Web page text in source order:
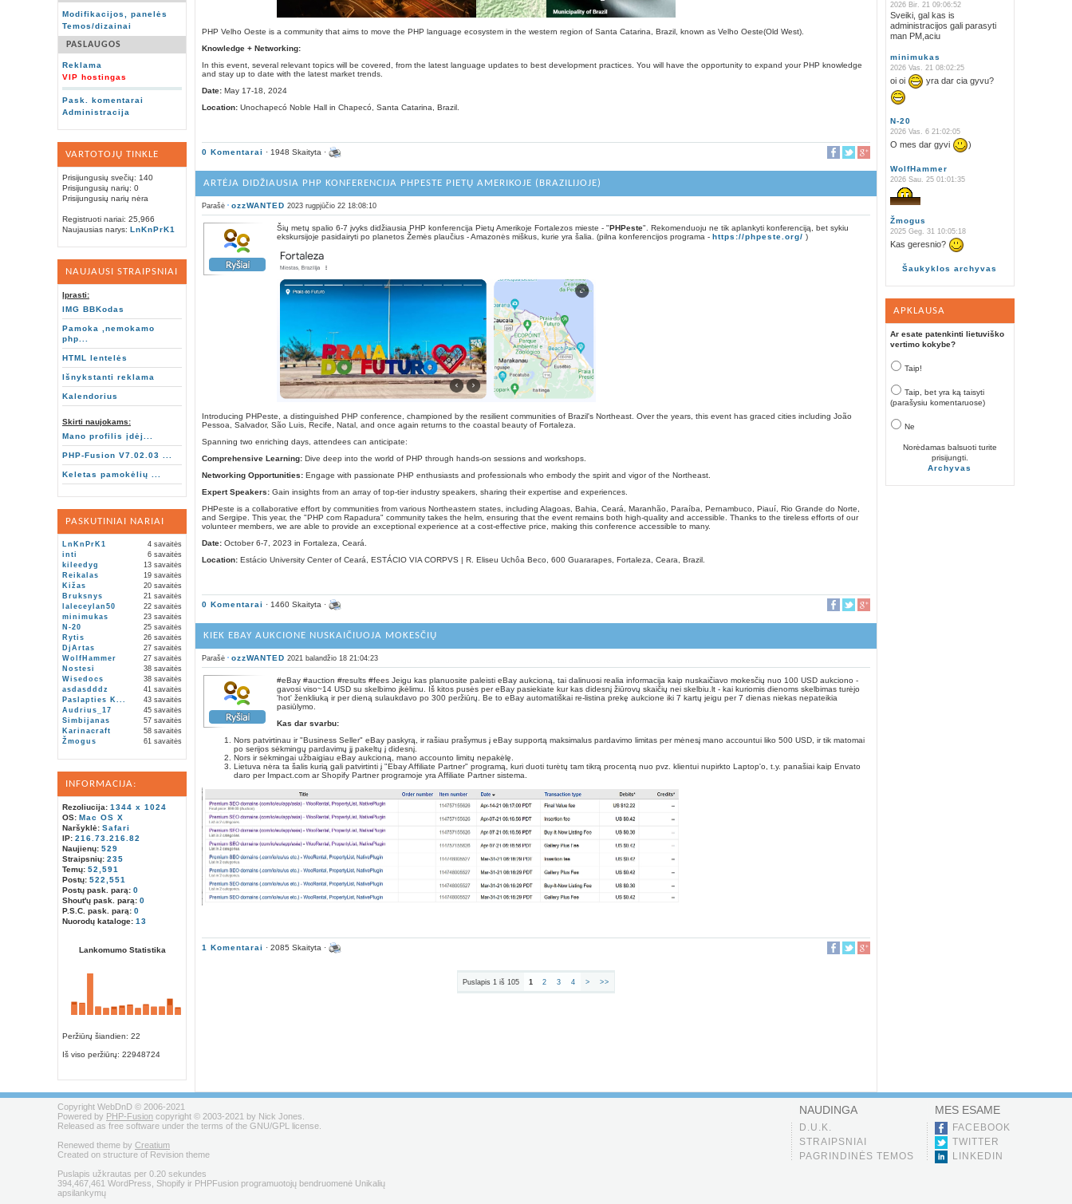
Modifikacijos, panelės
Temos/dizainai
PASLAUGOS
Reklama
VIP hostingas
Pask. komentarai
Administracija
VARTOTOJŲ TINKLE
Prisijungusių svečių: 140
Prisijungusių narių: 0
Prisijungusių narių nėra
Registruoti nariai: 25,966
Naujausias narys: LnKnPrK1
NAUJAUSI STRAIPSNIAI
Įprasti:
IMG BBKodas
Pamoka ,nemokamo
php...
HTML lentelės
Išnykstanti reklama
Kalendorius
Skirti naujokams:
Mano profilis įdėj...
PHP-Fusion V7.02.03 ...
Keletas pamokėlių ...
PASKUTINIAI NARIAI
LnKnPrK1
4 savaitės
inti
6 savaitės
kileedyg
13 savaitės
Reikalas
19 savaitės
Kižas
20 savaitės
Bruksnys
21 savaitės
laleceylan50
22 savaitės
minimukas
23 savaitės
N-20
25 savaitės
Rytis
26 savaitės
DjArtas
27 savaitės
WolfHammer
27 savaitės
Nostesi
38 savaitės
Wisedocs
38 savaitės
asdasdddz
41 savaitės
Paslapties K...
43 savaitės
Audrius_17
45 savaitės
Simbijanas
57 savaitės
Karinacraft
58 savaitės
Žmogus
61 savaitės
INFORMACIJA:
Rezoliucija: 1344 x 1024
OS: Mac OS X
Naršyklė: Safari
IP: 216.73.216.82
Naujienų: 529
Straipsnių: 235
Temų: 52,591
Postų: 522,551
Postų pask. parą: 0
Shout'ų pask. parą: 0
P.S.C. pask. parą: 0
Nuorodų kataloge: 13
Lankomumo Statistika
Peržiūrų šiandien: 22
Iš viso peržiūrų: 22948724
2026 Bir. 21 09:06:52
Sveiki, gal kas is
administracijos gali parasyti
man PM,aciu
minimukas
2026 Vas. 21 08:02:25
oi oi yra dar cia gyvu?
N-20
2026 Vas. 6 21:02:05
O mes dar gyvi )
WolfHammer
2026 Sau. 25 01:01:35
Žmogus
2025 Geg. 31 10:05:18
Kas geresnio?
Šaukyklos archyvas
APKLAUSA
Ar esate patenkinti lietuviško
vertimo kokybe?
Taip!
Taip, bet yra ką taisyti
(parašysiu komentaruose)
Ne
Norėdamas balsuoti turite
prisijungti.
Archyvas
PHP Velho Oeste is a community that aims to move the PHP language ecosystem in the western region of Santa Catarina, Brazil, known as Velho Oeste(Old West).
Knowledge + Networking:
In this event, several relevant topics will be covered, from the latest language updates to best development practices. You will have the opportunity to expand your PHP knowledge
and stay up to date with the latest market trends.
Date: May 17-18, 2024
Location: Unochapecó Noble Hall in Chapecó, Santa Catarina, Brazil.
0 Komentarai · 1948 Skaityta ·
ARTĖJA DIDŽIAUSIA PHP KONFERENCIJA PHPESTE PIETŲ AMERIKOJE (BRAZILIJOJE)
Parašė ozzWANTED 2023 rugpjūčio 22 18:08:10
Šių metų spalio 6-7 įvyks didžiausia PHP konferencija Pietų Amerikoje Fortalezos mieste - "PHPeste". Rekomenduoju ne tik aplankyti konferenciją, bet sykiu
ekskursijoje pasidairyti po planetos Žemės plaučius - Amazonės miškus, kurie yra šalia. (pilna konferencijos programa -https://phpeste.org/ )
Introducing PHPeste, a distinguished PHP conference, championed by the resilient communities of Brazil's Northeast. Over the years, this event has graced cities including João
Pessoa, Salvador, São Luis, Recife, Natal, and once again returns to the coastal beauty of Fortaleza.
Spanning two enriching days, attendees can anticipate:
Comprehensive Learning: Dive deep into the world of PHP through hands-on sessions and workshops.
Networking Opportunities: Engage with passionate PHP enthusiasts and professionals who embody the spirit and vigor of the Northeast.
Expert Speakers: Gain insights from an array of top-tier industry speakers, sharing their expertise and experiences.
PHPeste is a collaborative effort by communities from various Northeastern states, including Alagoas, Bahia, Ceará, Maranhão, Paraíba, Pernambuco, Piauí, Rio Grande do Norte,
and Sergipe. This year, the "PHP com Rapadura" community takes the helm, ensuring that the event remains both high-quality and accessible. Thanks to the tireless efforts of our
volunteer members, we are able to provide an exceptional experience at a cost-effective price, making this conference accessible to many.
Date: October 6-7, 2023 in Fortaleza, Ceará.
Location: Estácio University Center of Ceará, ESTÁCIO VIA CORPVS | R. Eliseu Uchôa Beco, 600 Guararapes, Fortaleza, Ceara, Brazil.
0 Komentarai · 1460 Skaityta ·
KIEK EBAY AUKCIONE NUSKAIČIUOJA MOKESČIŲ
Parašė ozzWANTED 2021 balandžio 18 21:04:23
#eBay #auction #results #fees Jeigu kas planuosite paleisti eBay aukcioną, tai dalinuosi realia informacija kaip nuskaičiavo mokesčių nuo 100 USD aukciono -
gavosi viso~14 USD su skelbimo įkėlimu. Iš kitos pusės per eBay pasiekiate kur kas didesnį žiūrovų skaičių nei skelbiu.lt - kai kuriomis dienoms skelbimas turėjo
'hot' ženkliuką ir per dieną sulaukdavo po 300 peržiūrų. Be to eBay automatiškai re-listina prekę aukcione iki 7 kartų jeigu per 7 dienas niekas nepateikia
pasiūlymo.
Kas dar svarbu:
Nors patvirtinau ir "Business Seller" eBay paskyrą, ir rašiau prašymus į eBay supportą maksimalus pardavimo limitas per mėnesį mano accountui liko 500 USD, ir tik matomai
po serijos sėkmingų pardavimų jį pakeltų į didesnį.
Nors ir sėkmingai užbaigiau eBay aukcioną, mano accounto limitų nepakėlę.
Lietuva nėra ta šalis kurią gali patvirtinti į "Ebay Affiliate Partner" programą, kuri duoti turėtų tam tikrą procentą nuo pvz. klientui nupirkto Laptop'o, t.y. panašiai kaip Envato
daro per Impact.com ar Shopify Partner programoje yra Affiliate Partner sistema.
1 Komentarai · 2085 Skaityta ·
Puslapis 1 iš 105 1 2 3 4 > >>
Copyright WebDnD © 2006-2021
Powered by PHP-Fusion copyright © 2003-2021 by Nick Jones.
Released as free software under the terms of the GNU/GPL license.
Renewed theme by Creatium
Created on structure of Revision theme
Puslapis užkrautas per 0.20 sekundes
394,467,461 WordPress, Shopify ir PHPFusion programuotojų bendruomenė Unikalių
apsilankymų
NAUDINGA
D.U.K.
STRAIPSNIAI
PAGRINDINĖS TEMOS
MES ESAME
FACEBOOK
TWITTER
LINKEDIN